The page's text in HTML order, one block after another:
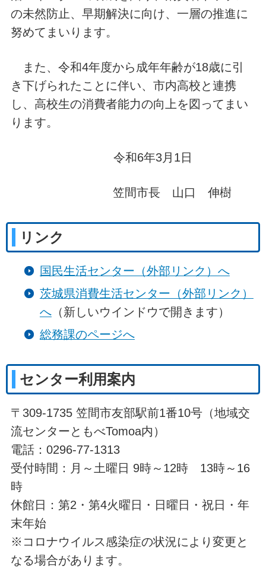
の未然防止、早期解決に向け、一層の推進に
努めてまいります。
また、令和4年度から成年年齢が18歳に引
き下げられたことに伴い、市内高校と連携
し、高校生の消費者能力の向上を図ってまい
ります。
令和6年3月1日
笠間市長 山口 伸樹
リンク
国民生活センター（外部リンク）へ
茨城県消費生活センター（外部リンク）
へ（新しいウインドウで開きます）
総務課のページへ
センター利用案内
〒309-1735 笠間市友部駅前1番10号（地域交
流センターともべTomoa内）
電話：0296-77-1313
受付時間：月～土曜日 9時～12時 13時～16
時
休館日：第2・第4火曜日・日曜日・祝日・年
末年始
※コロナウイルス感染症の状況により変更と
なる場合があります。